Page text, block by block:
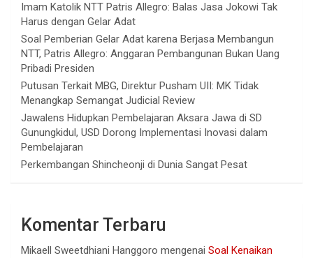
Imam Katolik NTT Patris Allegro: Balas Jasa Jokowi Tak
Harus dengan Gelar Adat
Soal Pemberian Gelar Adat karena Berjasa Membangun
NTT, Patris Allegro: Anggaran Pembangunan Bukan Uang
Pribadi Presiden
Putusan Terkait MBG, Direktur Pusham UII: MK Tidak
Menangkap Semangat Judicial Review
Jawalens Hidupkan Pembelajaran Aksara Jawa di SD
Gunungkidul, USD Dorong Implementasi Inovasi dalam
Pembelajaran
Perkembangan Shincheonji di Dunia Sangat Pesat
Komentar Terbaru
Mikaell Sweetdhiani Hanggoro mengenai Soal Kenaikan